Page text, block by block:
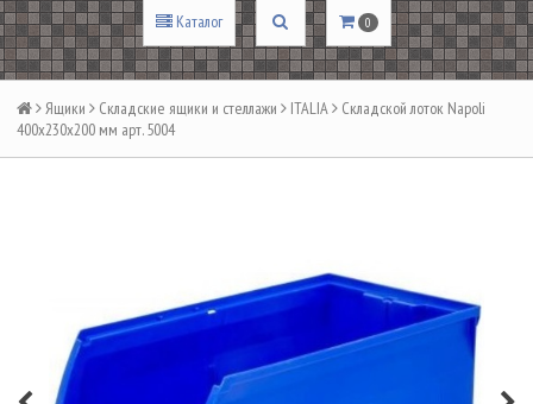
Каталог 0
Ящики Складские ящики и стеллажи ITALIA
Складской лоток Napoli
400х230х200 мм арт. 5004